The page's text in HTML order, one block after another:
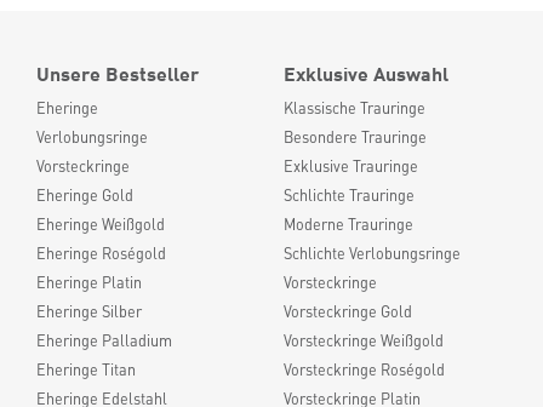
Unsere Bestseller
Eheringe
Verlobungsringe
Vorsteckringe
Eheringe Gold
Eheringe Weißgold
Eheringe Roségold
Eheringe Platin
Eheringe Silber
Eheringe Palladium
Eheringe Titan
Eheringe Edelstahl
Exklusive Auswahl
Klassische Trauringe
Besondere Trauringe
Exklusive Trauringe
Schlichte Trauringe
Moderne Trauringe
Schlichte Verlobungsringe
Vorsteckringe
Vorsteckringe Gold
Vorsteckringe Weißgold
Vorsteckringe Roségold
Vorsteckringe Platin